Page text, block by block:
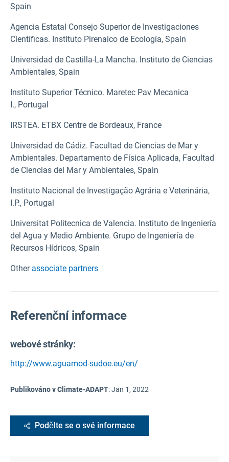
Spain
Agencia Estatal Consejo Superior de Investigaciones
Científicas. Instituto Pirenaico de Ecología, Spain
Universidad de Castilla-La Mancha. Instituto de Ciencias
Ambientales, Spain
Instituto Superior Técnico. Maretec Pav Mecanica
I., Portugal
IRSTEA. ETBX Centre de Bordeaux, France
Universidad de Cádiz. Facultad de Ciencias de Mar y
Ambientales. Departamento de Física Aplicada, Facultad
de Ciencias del Mar y Ambientales, Spain
Instituto Nacional de Investigação Agrária e Veterinária,
I.P., Portugal
Universitat Politecnica de Valencia. Instituto de Ingeniería
del Agua y Medio Ambiente. Grupo de Ingeniería de
Recursos Hídricos, Spain
Other associate partners
Referenční informace
webové stránky:
http://www.aguamod-sudoe.eu/en/
Publikováno v Climate-ADAPT:Jan 1, 2022
Podělte se o své informace